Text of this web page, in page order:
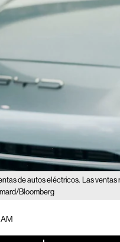
de autos eléctricos. Las ventas
Bloomberg